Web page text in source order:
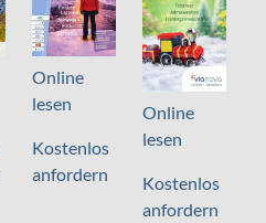
ERFURT
14.05.
17.05.2026
4 Tage
Online
lesen
Kostenlos
anfordern
Online
lesen
Kostenlos
anfordern